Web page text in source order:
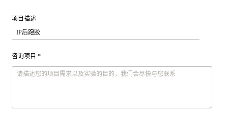
项目描述
咨询项目 *